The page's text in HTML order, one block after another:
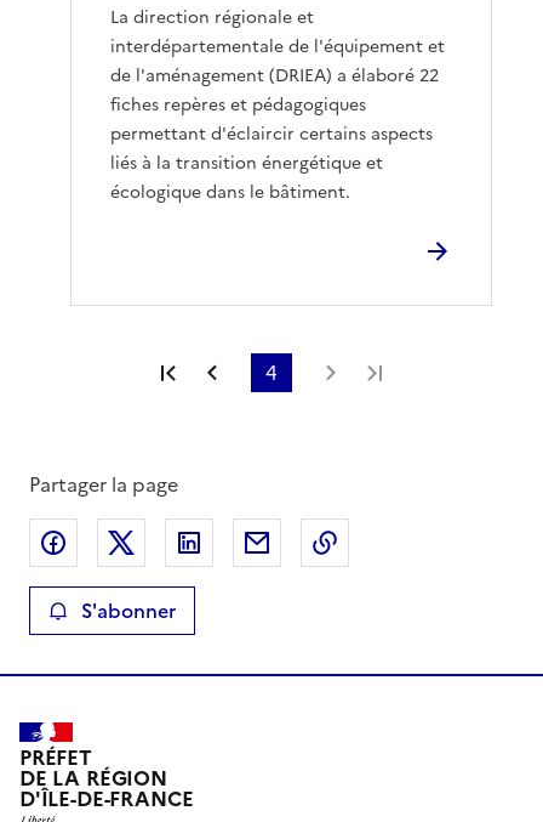
La direction régionale et
interdépartementale de l'équipement et
de l'aménagement (DRIEA) a élaboré 22
fiches repères et pédagogiques
permettant d'éclaircir certains aspects
liés à la transition énergétique et
écologique dans le bâtiment.
Première page
Page précédente
4 Page suivante
Partager la page
Partager sur Facebook
Partager sur XPartager sur LinkedIn
Partager par email
S'abonner
PRÉFET
DE LA RÉGION
D'ÎLE-DE-FRANCE